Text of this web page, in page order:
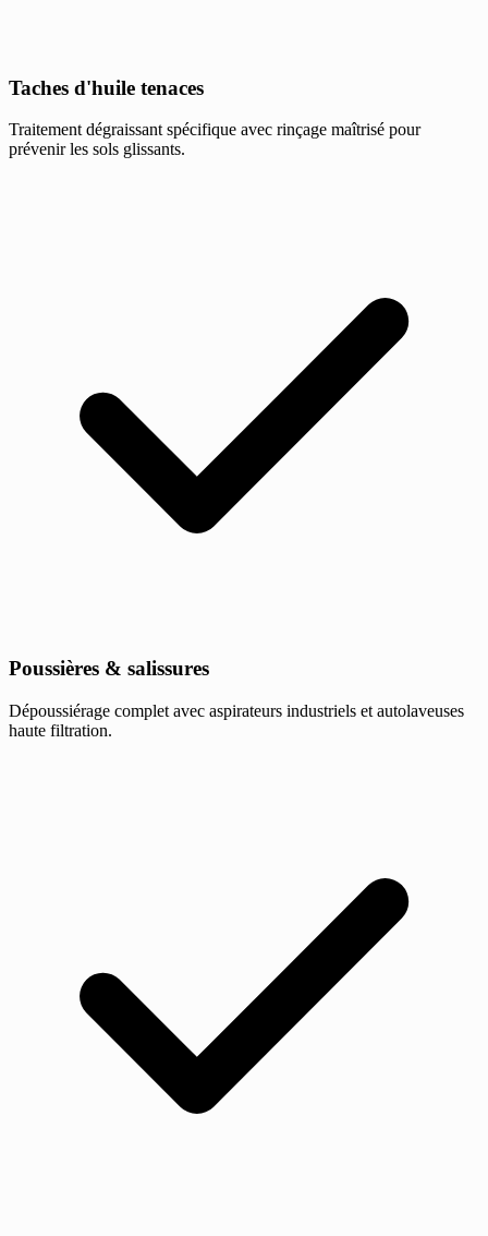
Taches d'huile tenaces
Traitement dégraissant spécifique avec rinçage maîtrisé pour
prévenir les sols glissants.
Poussières & salissures
Dépoussiérage complet avec aspirateurs industriels et autolaveuses
haute filtration.